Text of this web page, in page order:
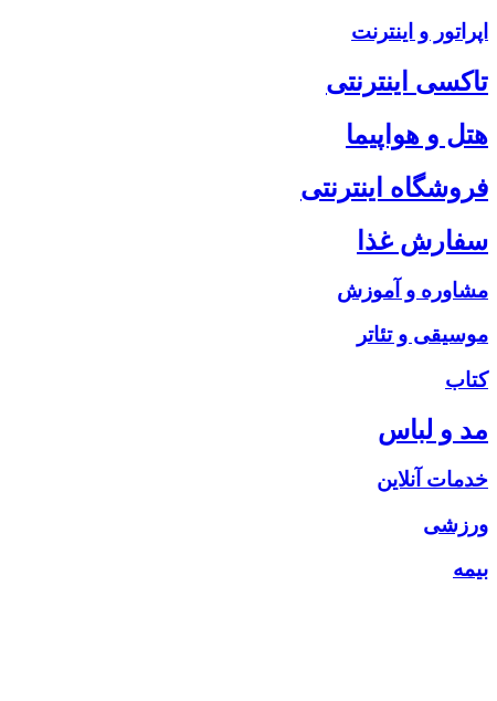
اپراتور و اینترنت
تاکسی اینترنتی
هتل و هواپیما
فروشگاه اینترنتی
سفارش غذا
مشاوره و آموزش
موسیقی و تئاتر
کتاب
مد و لباس
خدمات آنلاین
ورزشی
بیمه